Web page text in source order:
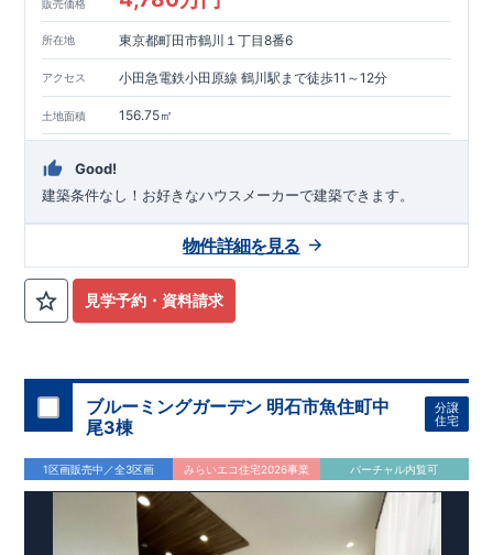
1.2倍の暴風に対しても損傷を生じないことで耐風最高等級
取得しています。 ■自社一貫体制もっと詳しく 東栄住宅は土
地の仕入れ、設計、施工、販売、メンテナンスまで、すべての
プロセスに携わっています。 ■ アフターサポート
快適に暮らすことができる住宅の品質を長期にわたり
維持するには、定期的な点検を実施することが重要です。
60年間の保証制度がございます。もちろん、定期点検以外でも
販売価格
所在地 東京都町田市鶴川１丁目8番6
アクセス 小田急電鉄小田原線 鶴川駅まで徒歩11～12分
土地面積 156.75㎡
Good!
建築条件なし！​お好きなハウスメーカーで建築できます。
見学予約・資料請求
物件詳細を見る
ブルーミングガーデン 明石市魚住町中
尾3棟
分譲
住宅
1区画販売中／全3区画 みらいエコ住宅2026事業 バーチャル内覧可